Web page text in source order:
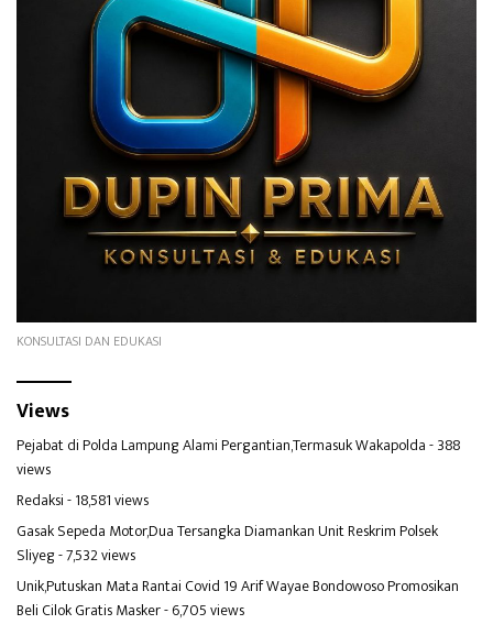
KONSULTASI DAN EDUKASI
Views
Pejabat di Polda Lampung Alami Pergantian,Termasuk Wakapolda- 388
views
Redaksi- 18,581 views
Gasak Sepeda Motor,Dua Tersangka Diamankan Unit Reskrim Polsek
Sliyeg- 7,532 views
Unik,Putuskan Mata Rantai Covid 19 Arif Wayae Bondowoso Promosikan
Beli Cilok Gratis Masker- 6,705 views